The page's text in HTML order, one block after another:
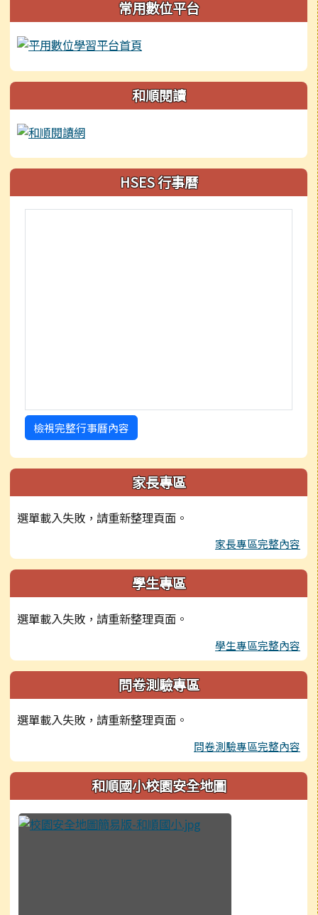
常用數位平台
和順閱讀
HSES 行事曆
檢視完整行事曆內容
家長專區
選單載入失敗，請重新整理頁面。
家長專區完整內容
學生專區
選單載入失敗，請重新整理頁面。
學生專區完整內容
問卷測驗專區
選單載入失敗，請重新整理頁面。
問卷測驗專區完整內容
和順國小校園安全地圖